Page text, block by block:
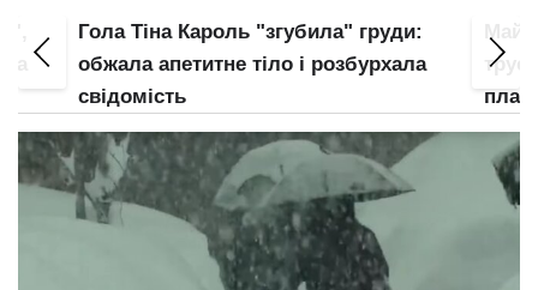
Гола Тіна Кароль "згубила" груди:
обжала апетитне тіло і розбурхала
свідомість